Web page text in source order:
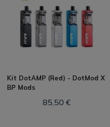
Kit DotAMP (Red) - DotMod X
BP Mods
85,50 €